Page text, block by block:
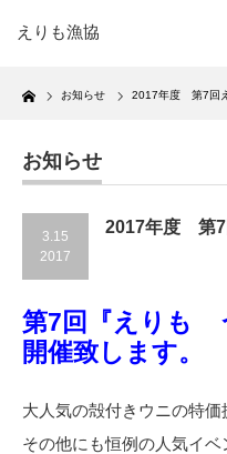
えりも漁協
Home お知らせ 2017年度 第7回
お知らせ
3.15
2017
2017年度 第7
第7回『えりも
開催致します。
大人気の殻付きウニの特価
その他にも恒例の人気イベ